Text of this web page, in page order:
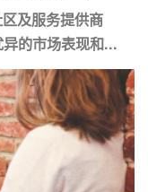
及服务提供商
的市场表现和...